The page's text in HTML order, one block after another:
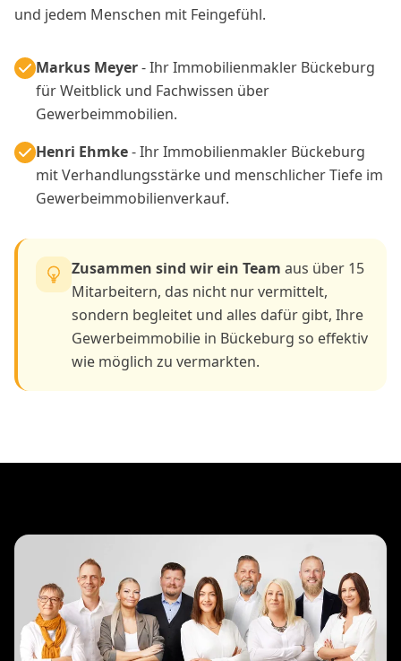
und jedem Menschen mit Feingefühl.
Markus Meyer- Ihr Immobilienmakler Bückeburg
für Weitblick und Fachwissen über
Gewerbeimmobilien.
Henri Ehmke- Ihr Immobilienmakler Bückeburg
mit Verhandlungsstärke und menschlicher Tiefe im
Gewerbeimmobilienverkauf.
Zusammen sind wir ein Team aus über 15
Mitarbeitern, das nicht nur vermittelt,
sondern begleitet und alles dafür gibt, Ihre
Gewerbeimmobilie in Bückeburg so effektiv
wie möglich zu vermarkten.